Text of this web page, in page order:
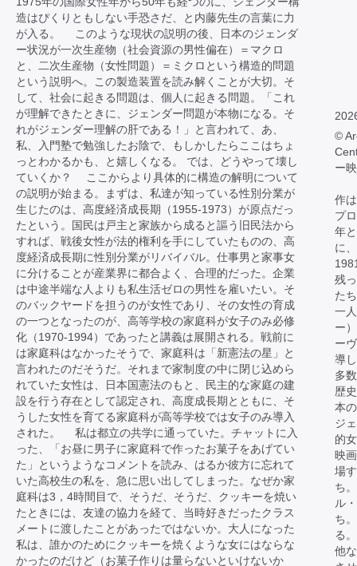
造はぴくりともしない手恐さだ、と内藤先生の言葉に力
が入る。 このような現状の説明の後、日本のジェンダ
ー状況が一次生産物（社会資源の男性偏在）＝マクロ
と、二次生産物（女性問題）＝ミクロという構造的問題
という説明へ。この製造装置を読み解くことが大切。そ
して、社会に起きる問題は、個人に起きる問題。「これ
が理解できたときに、ジェンダー問題が本物になる。そ
れがジェンダー理解の肝である！」と言われて、あ、
私、入門塾で勉強したお陰で、もしかしたらここはちょ
っとわかるかも、と嬉しくなる。 では、どうやって壊し
ていくか？ ここからより具体的に構造の解明について
の説明が始まる。まずは、私達が知っている性別分業が
生じたのは、高度経済成長期（1955-1973）が原点だっ
たという。国民は戸主と家族から成ると謳う旧民法から
すれば、戦後女性が法的権利を手にしていたものの、高
度経済成長期に性別分業がリバイバル。仕事男と家事女
に分けることが産業界に都合よく、合理的だった。企業
は中途半端な人よりも私生活ゼロの男性を雇いたい。そ
のバックヤードを担うのが女性であり、その女性の育成
の一つとなったのが、高等学校の家庭科が女子のみ必修
化（1970-1994）であったと講義は展開される。戦前に
は家庭科はなかったそうで、家庭科は「新憲法の星」と
言われたのだそうだ。それまで家制度の中に閉じ込めら
れていた女性は、日本国憲法のもと、民主的な家庭の建
設を行う存在として認定され、高度成長期とともに、そ
うした女性を育てる家庭科が高等学校では女子のみ導入
された。 私は都立の共学に通っていた。チャットに入
った、「お昼に男子に家庭科で作ったお菓子をあげてい
た」というようなコメントを読み、はるか彼方に忘れて
いた高校生の私を、急に思い出してしまった。なぜか家
庭科は3，4時間目で、そうだ、そうだ、クッキーを焼い
たときには、友達の協力を経て、当時好きだったクラス
メートに渡したことがあったではないか。大人になった
私は、誰かのためにクッキーを焼くような女にはならな
かったのだけど（お菓子作りは量らないといけないか
©
ー
作
プ
年
に
残
た
一
ー
ー
導
多
歴
本
ジ
的
映
場
ち
ル
ち
る
他